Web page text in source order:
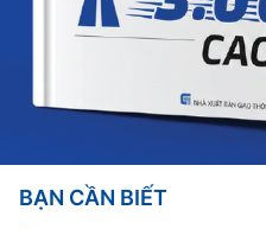
BẠN CẦN BIẾT